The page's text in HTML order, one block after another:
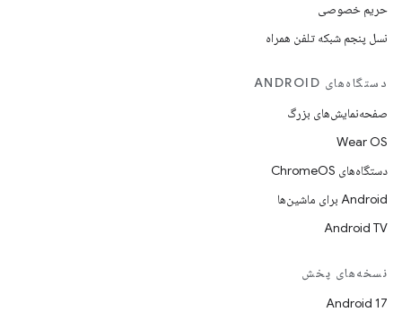
حریم خصوصی
نسل پنجم شبکه تلفن همراه
دستگاه‌های ANDROID
صفحه‌نمایش‌های بزرگ
Wear OS
دستگاه‌های ChromeOS
Android برای ماشین‌ها
Android TV
نسخه‌های پخش
Android 17